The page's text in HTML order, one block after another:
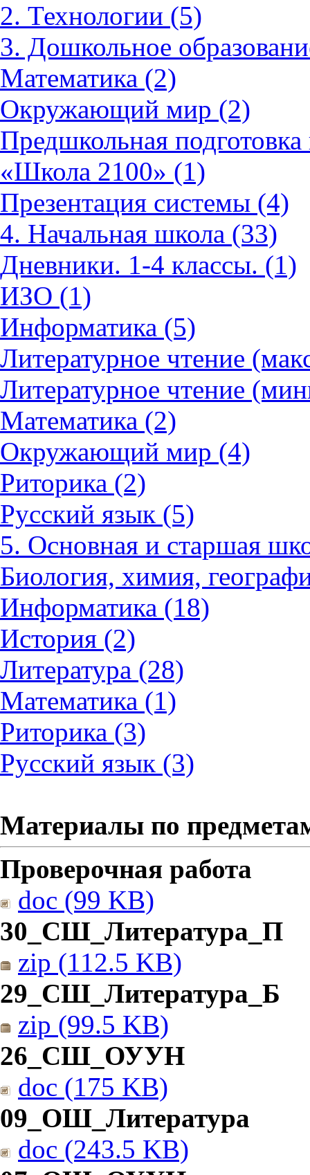
2. Технологии (5)
3. Дошкольное
Математика (2)
Окружающий мир (2)
Предшкольная
«Школа 2100» (1)
Презентация системы (4)
4. Начальная школа (33)
Дневники. 1-4 классы. (1)
ИЗО (1)
Информатика (5)
Литературное чтение
Литературное чтение
Математика (2)
Окружающий мир (4)
Риторика (2)
Русский язык (5)
5. Основная и старшая
Биология, химия,
Информатика (18)
История (2)
Литература (28)
Математика (1)
Риторика (3)
Русский язык (3)
Материалы по
Проверочная работа
doc (99 KB)
30_СШ_Литература_П
zip (112.5 KB)
29_СШ_Литература_Б
zip (99.5 KB)
26_СШ_ОУУН
doc (175 KB)
09_ОШ_Литература
doc (243.5 KB)